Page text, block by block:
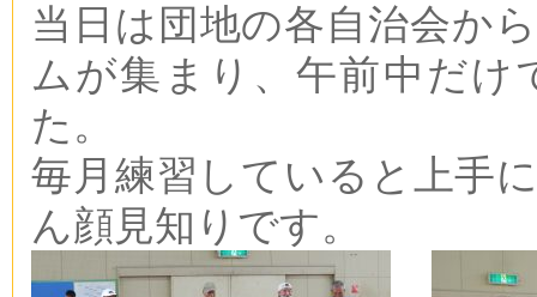
当日は団地の各自治会か
ムが集まり、午前中だけ
た。
毎月練習していると上手
ん顔見知りです。